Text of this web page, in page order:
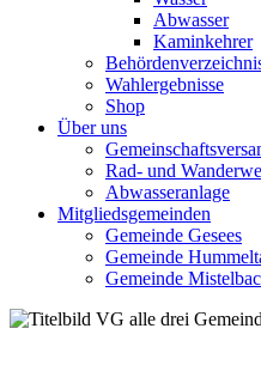
Abwasser
Kaminkehrer
Wahlergebnisse
Shop
Über uns
Rad- und
Abwasseranlage
Mitgliedsgemeinden
Gemeinde Gesees
Gemeinde
Gemeinde